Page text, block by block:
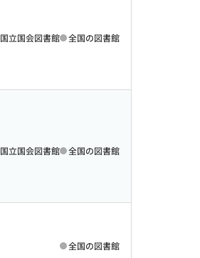
国立国会図書館 全国の図書館
国立国会図書館 全国の図書館
全国の図書館